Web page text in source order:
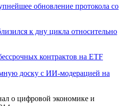
обновление протокола со
к дну цикла относительно
контрактов на ETF
доску с ИИ-модерацией на
о цифровой экономике и